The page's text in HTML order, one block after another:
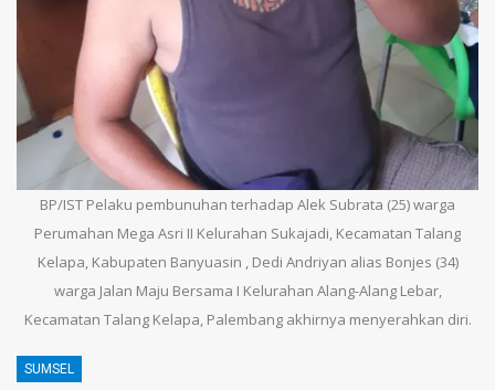
BP/IST Pelaku pembunuhan terhadap Alek Subrata (25) warga
Perumahan Mega Asri II Kelurahan Sukajadi, Kecamatan Talang
Kelapa, Kabupaten Banyuasin , Dedi Andriyan alias Bonjes (34)
warga Jalan Maju Bersama I Kelurahan Alang-Alang Lebar,
Kecamatan Talang Kelapa, Palembang akhirnya menyerahkan diri.
SUMSEL